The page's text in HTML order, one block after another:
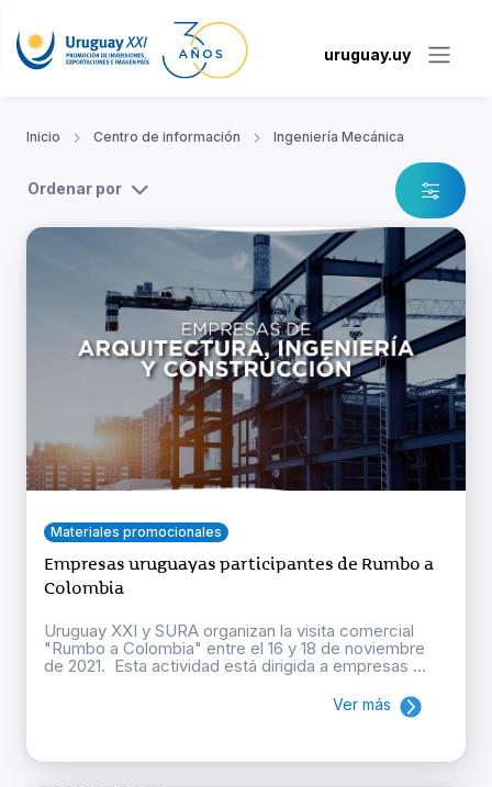
uruguay.uy
Inicio Centro de información Ingeniería Mecánica
Ordenar por
Materiales promocionales
Empresas uruguayas participantes de Rumbo a
Colombia
Uruguay XXI y SURA organizan la visita comercial
"Rumbo a Colombia" entre el 16 y 18 de noviembre
de 2021. Esta actividad está dirigida a empresas ...
Ver más